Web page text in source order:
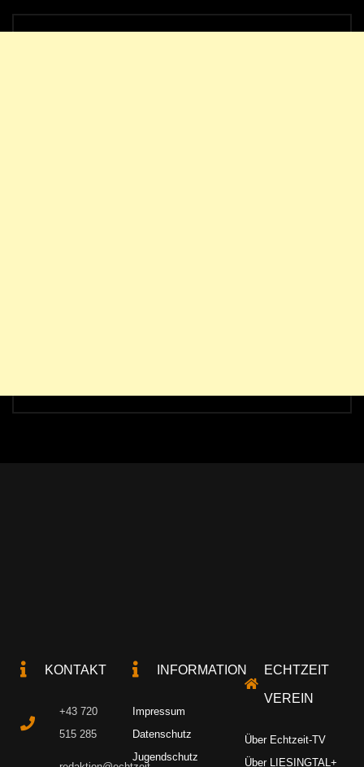
KONTAKT
+43 720
515 285
INFORMATION
Impressum
Datenschutz
Jugendschutz
ECHTZEIT
VEREIN
Über Echtzeit-TV
Über LIESINGTAL+